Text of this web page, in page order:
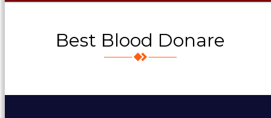
Best Blood Donare